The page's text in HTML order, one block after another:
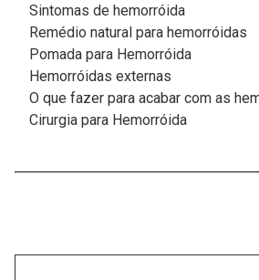
Sintomas de hemorróida
Remédio natural para hemorróidas
Pomada para Hemorróida
Hemorróidas externas
O que fazer para acabar com as
Cirurgia para Hemorróida